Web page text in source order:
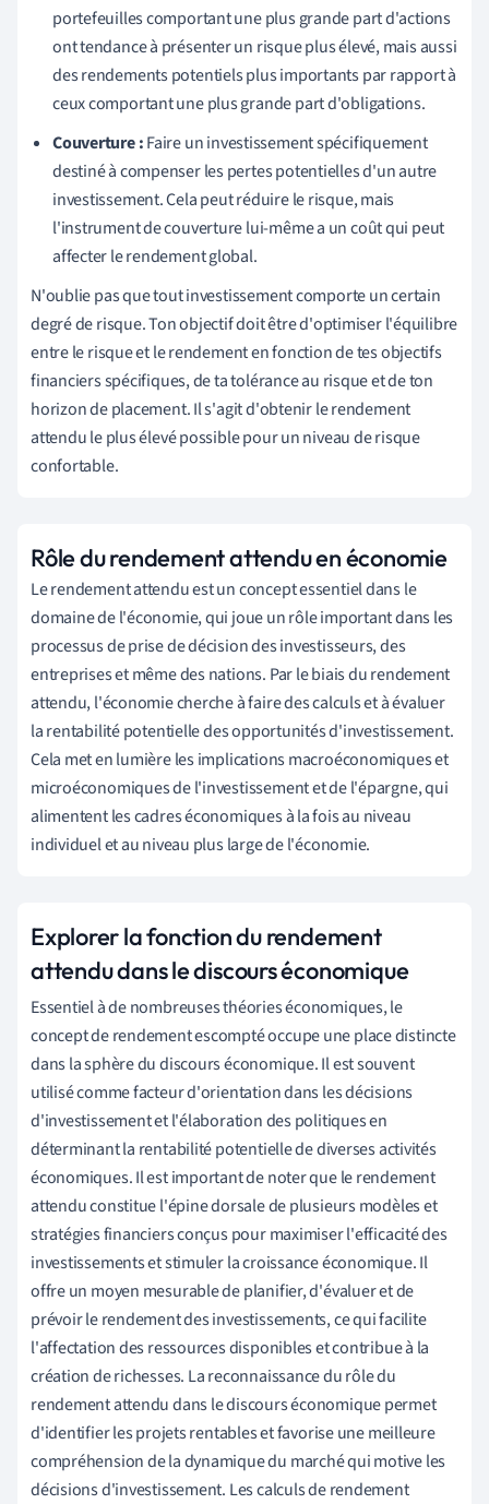
portefeuilles comportant une plus grande part d'actions
ont tendance à présenter un risque plus élevé, mais aussi
des rendements potentiels plus importants par rapport à
ceux comportant une plus grande part d'obligations.
Couverture :Faire un investissement spécifiquement
destiné à compenser les pertes potentielles d'un autre
investissement. Cela peut réduire le risque, mais
l'instrument de couverture lui-même a un coût qui peut
affecter le rendement global.
N'oublie pas que tout investissement comporte un certain
degré de risque. Ton objectif doit être d'optimiser l'équilibre
entre le risque et le rendement en fonction de tes objectifs
financiers spécifiques, de ta tolérance au risque et de ton
horizon de placement. Il s'agit d'obtenir le rendement
attendu le plus élevé possible pour un niveau de risque
confortable.
Rôle du rendement attendu en économie
Le rendement attendu est un concept essentiel dans le
domaine de l'économie, qui joue un rôle important dans les
processus de prise de décision des investisseurs, des
entreprises et même des nations. Par le biais du rendement
attendu, l'économie cherche à faire des calculs et à évaluer
la rentabilité potentielle des opportunités d'investissement.
Cela met en lumière les implications macroéconomiques et
microéconomiques de l'investissement et de l'épargne, qui
alimentent les cadres économiques à la fois au niveau
individuel et au niveau plus large de l'économie.
Explorer la fonction du rendement
attendu dans le discours économique
Essentiel à de nombreuses théories économiques, le
concept de rendement escompté occupe une place distincte
dans la sphère du discours économique. Il est souvent
utilisé comme facteur d'orientation dans les décisions
d'investissement et l'élaboration des politiques en
déterminant la rentabilité potentielle de diverses activités
économiques. Il est important de noter que le rendement
attendu constitue l'épine dorsale de plusieurs modèles et
stratégies financiers conçus pour maximiser l'efficacité des
investissements et stimuler la croissance économique. Il
offre un moyen mesurable de planifier, d'évaluer et de
prévoir le rendement des investissements, ce qui facilite
l'affectation des ressources disponibles et contribue à la
création de richesses. La reconnaissance du rôle du
rendement attendu dans le discours économique permet
d'identifier les projets rentables et favorise une meilleure
compréhension de la dynamique du marché qui motive les
décisions d'investissement. Les calculs de rendement